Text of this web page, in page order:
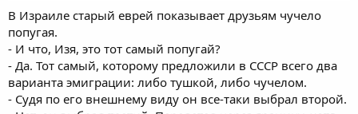
В Израиле старый еврей показывает друзьям чучело
попугая.
- И что, Изя, это тот самый попугай?
- Да. Тот самый, которому предложили в СССР всего два
варианта эмиграции: либо тушкой, либо чучелом.
- Судя по его внешнему виду он все-таки выбрал второй.